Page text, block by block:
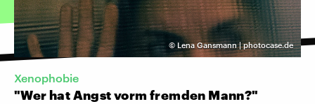
© Lena Gansmann | photocase.de
Xenophobie
"Wer hat Angst vorm fremden Mann?"